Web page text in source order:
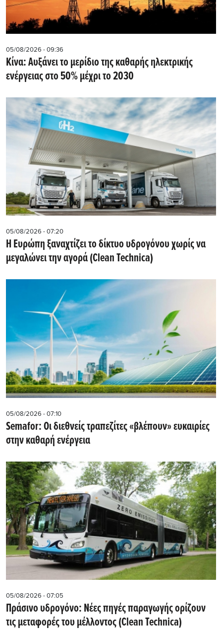
05/08/2026 - 09:36
Κίνα: Αυξάνει το μερίδιο της καθαρής ηλεκτρικής
ενέργειας στο 50% μέχρι το 2030
05/08/2026 - 07:20
Η Ευρώπη ξαναχτίζει το δίκτυο υδρογόνου χωρίς να
μεγαλώνει την αγορά (Clean Technica)
05/08/2026 - 07:10
Semafor: Οι διεθνείς τραπεζίτες «βλέπουν» ευκαιρίες
στην καθαρή ενέργεια
05/08/2026 - 07:05
Πράσινο υδρογόνο: Νέες πηγές παραγωγής ορίζουν
τις μεταφορές του μέλλοντος (Clean Technica)